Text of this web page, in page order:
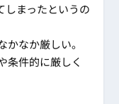
しまったというの
なか厳しい。
条件的に厳しく